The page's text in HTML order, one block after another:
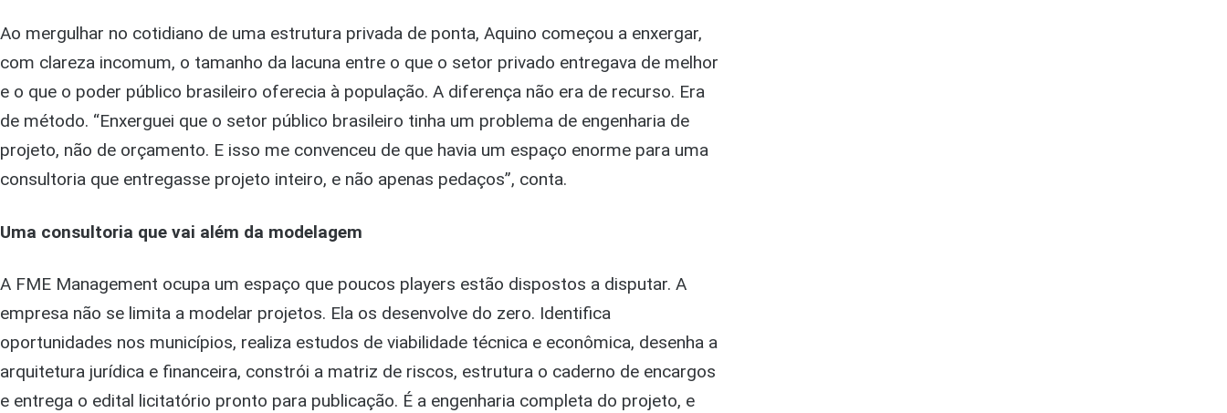
Ao mergulhar no cotidiano de uma estrutura privada de ponta, Aquino começou a enxergar,
com clareza incomum, o tamanho da lacuna entre o que o setor privado entregava de melhor
e o que o poder público brasileiro oferecia à população. A diferença não era de recurso. Era
de método. “Enxerguei que o setor público brasileiro tinha um problema de engenharia de
projeto, não de orçamento. E isso me convenceu de que havia um espaço enorme para uma
consultoria que entregasse projeto inteiro, e não apenas pedaços”, conta.
Uma consultoria que vai além da modelagem
A FME Management ocupa um espaço que poucos players estão dispostos a disputar. A
empresa não se limita a modelar projetos. Ela os desenvolve do zero. Identifica
oportunidades nos municípios, realiza estudos de viabilidade técnica e econômica, desenha a
arquitetura jurídica e financeira, constrói a matriz de riscos, estrutura o caderno de encargos
e entrega o edital licitatório pronto para publicação. É a engenharia completa do projeto, e